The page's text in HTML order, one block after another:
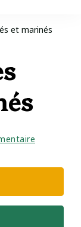
et marinés